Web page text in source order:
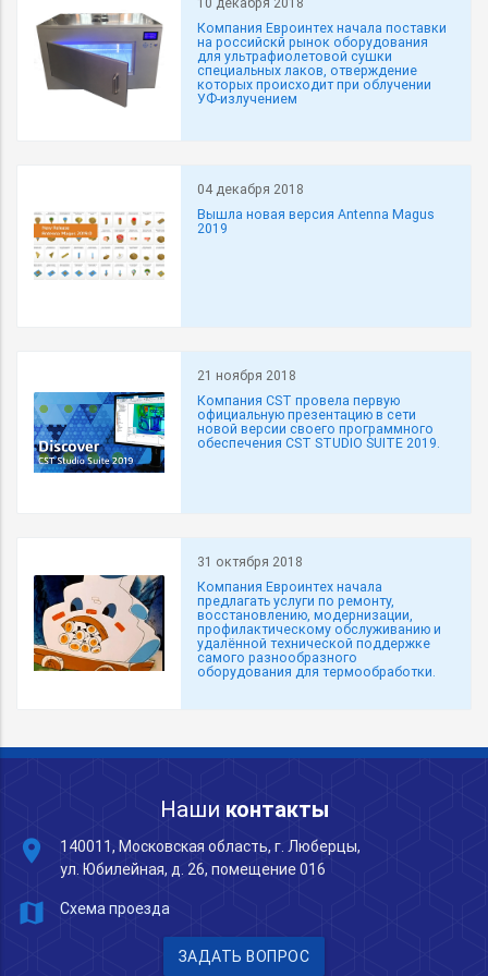
Компания Евроинтех начала поставки
на российскй рынок оборудования
для ультрафиолетовой сушки
специальных лаков, отверждение
которых происходит при облучении
УФ-излучением
04 декабря 2018
Вышла новая версия Antenna Magus
2019
21 ноября 2018
Компания CST провела первую
официальную презентацию в сети
новой версии своего программного
обеспечения CST STUDIO SUITE 2019.
31 октября 2018
Компания Евроинтех начала
предлагать услуги по ремонту,
восстановлению, модернизации,
профилактическому обслуживанию и
удалённой технической поддержке
самого разнообразного
оборудования для термообработки.
Наши контакты
place
140011, Московская область, г. Люберцы,
ул. Юбилейная, д. 26, помещение 016
map Схема проезда
ЗАДАТЬ ВОПРОС